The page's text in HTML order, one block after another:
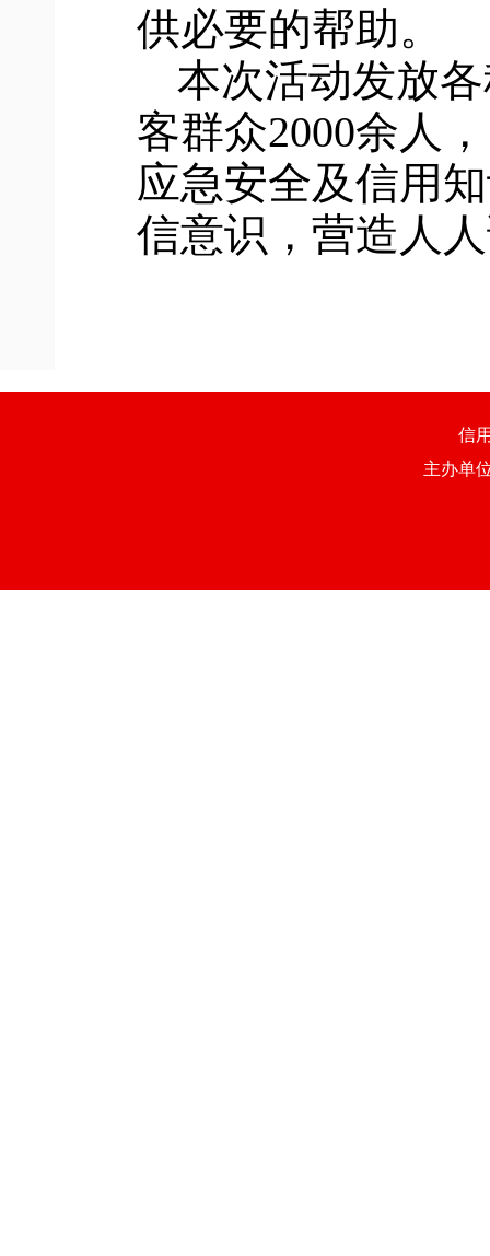
供必要的帮助。
本次活动发放
客群众2000余人
应急安全及信用
信意识 ，营造人
信
主办单